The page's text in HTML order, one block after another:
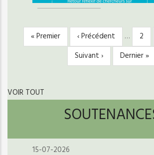
PAGINATION
Première
page
« Premier
Page
précédente
‹ Précédent … Page
2
Page
suivante
Suivant ›
Dernière
page
Dernier »
VOIR TOUT
15-07-2026